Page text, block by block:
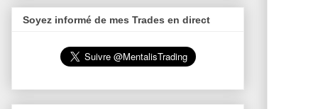
Soyez informé de mes Trades en direct